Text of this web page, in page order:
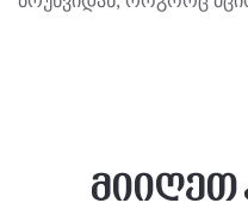
მიიღეთ